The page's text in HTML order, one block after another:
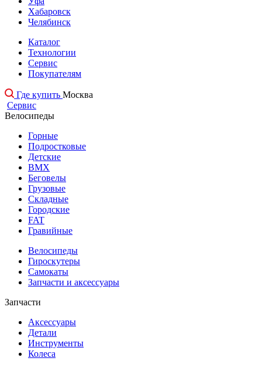
Хабаровск
Челябинск
Каталог
Технологии
Сервис
Покупателям
Где купить Москва
Сервис
Велосипеды
Горные
Подростковые
Детские
BMX
Беговелы
Грузовые
Складные
Городские
FAT
Гравийные
Велосипеды
Гироскутеры
Самокаты
Запчасти и аксессуары
Запчасти
Аксессуары
Детали
Инструменты
Колеса